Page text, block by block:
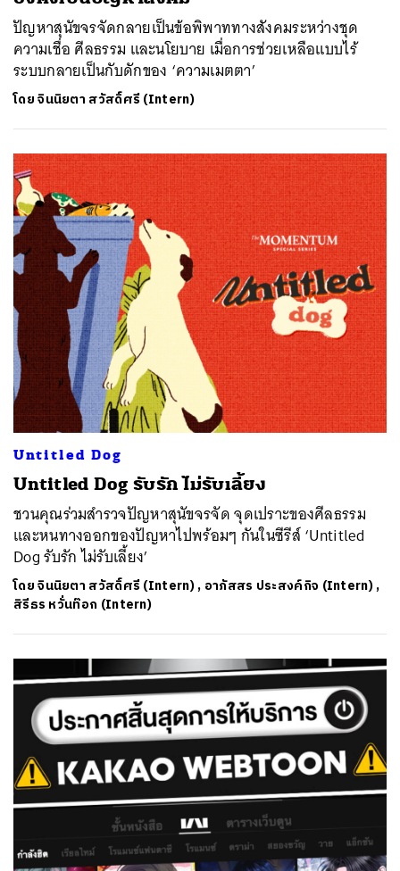
ปัญหาสุนัขจรจัดกลายเป็นข้อพิพาททางสังคมระหว่างชุด
ความเชื่อ ศีลธรรม และนโยบาย เมื่อการช่วยเหลือแบบไร้
ระบบกลายเป็นกับดักของ ‘ความเมตตา’
โดยจินนิยตา สวัสดิ์ศรี (Intern)
Untitled Dog
Untitled Dog รับรัก ไม่รับเลี้ยง
ชวนคุณร่วมสำรวจปัญหาสุนัขจรจัด จุดเปราะของศีลธรรม
และหนทางออกของปัญหาไปพร้อมๆ กันในซีรีส์ ‘Untitled
Dog รับรัก ไม่รับเลี้ยง’
โดยจินนิยตา สวัสดิ์ศรี (Intern), อาภัสสร ประสงค์กิจ (Intern),
สิรีธร หวั่นท๊อก (Intern)